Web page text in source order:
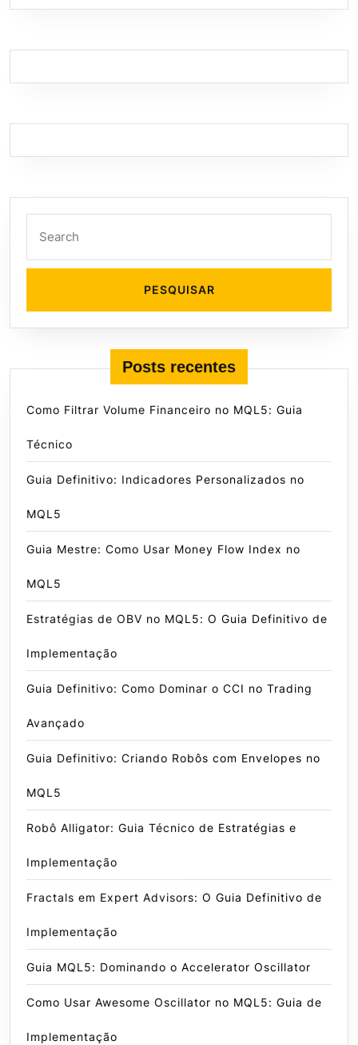
Posts recentes
Como Filtrar Volume Financeiro no MQL5: Guia
Técnico
Guia Definitivo: Indicadores Personalizados no
MQL5
Guia Mestre: Como Usar Money Flow Index no
MQL5
Estratégias de OBV no MQL5: O Guia Definitivo de
Implementação
Guia Definitivo: Como Dominar o CCI no Trading
Avançado
Guia Definitivo: Criando Robôs com Envelopes no
MQL5
Robô Alligator: Guia Técnico de Estratégias e
Implementação
Fractals em Expert Advisors: O Guia Definitivo de
Implementação
Guia MQL5: Dominando o Accelerator Oscillator
Como Usar Awesome Oscillator no MQL5: Guia de
Implementação